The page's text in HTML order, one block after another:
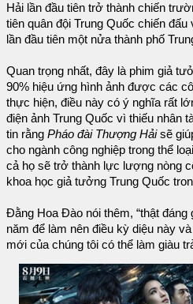
Hải lần đầu tiên trở thành chiến
tiên quân đội Trung Quốc chiến
lần đầu tiên một nửa thành phố
Quan trọng nhất, đây là phim giả
90% hiệu ứng hình ảnh được các
thực hiện, điều này có ý nghĩa rất
điện ảnh Trung Quốc vì thiếu nhân
tin rằng Pháo đài Thượng Hảisẽ
cho ngành công nghiệp trong thể
cả họ sẽ trở thành lực lượng nòng
khoa học giả tưởng Trung Quốc
Đằng Hoa Đào nói thêm, “thật đáng
năm để làm nên điều kỳ diệu này
mới của chúng tôi có thể làm giàu